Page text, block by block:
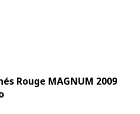
Rouge MAGNUM 2009